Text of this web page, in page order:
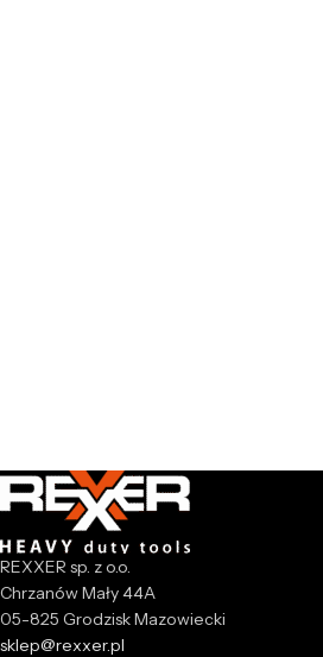
REXXER sp. z o.o.
Chrzanów Mały 44A
05-825 Grodzisk Mazowiecki
sklep@rexxer.pl